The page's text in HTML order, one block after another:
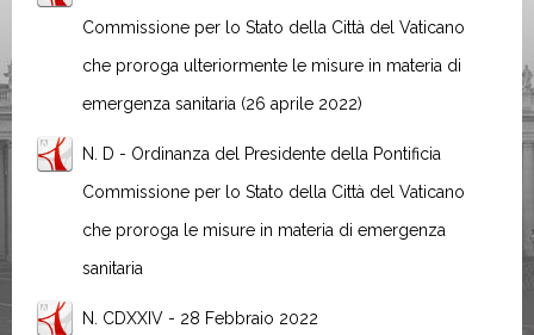
Commissione per lo Stato della Città del Vaticano
che proroga ulteriormente le misure in materia di
emergenza sanitaria (26 aprile 2022)
N. D - Ordinanza del Presidente della Pontificia
Commissione per lo Stato della Città del Vaticano
che proroga le misure in materia di emergenza
sanitaria
N. CDXXIV - 28 Febbraio 2022